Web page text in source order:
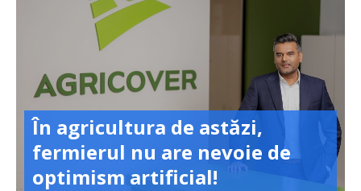
În agricultura de astăzi,
fermierul nu are nevoie de
optimism artificial!